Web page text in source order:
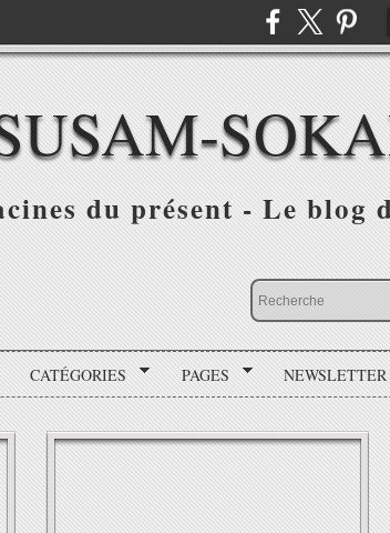
du présent - Le blog
CATÉGORIES PAGES NEWSLETTER